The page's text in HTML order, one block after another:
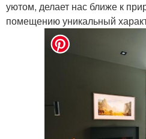
уютом, делает нас ближе к
помещению уникальный